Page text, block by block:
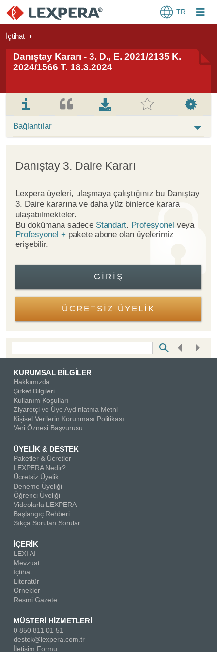
TR
İçtihat
Danıştay Kararı - 3. D., E. 2021/2135 K.
2024/1566 T. 18.3.2024
Bağlantılar
Danıştay 3. Daire Kararı
Lexpera üyeleri, ulaşmaya çalıştığınız bu Danıştay
3. Daire kararına ve daha yüz binlerce karara
ulaşabilmekteler.
Bu dokümana sadece Standart, Profesyonel veya
Profesyonel + pakete abone olan üyelerimiz
erişebilir.
GIRIŞ
ÜCRETSİZ ÜYELİK
KURUMSAL BİLGİLER
Hakkımızda
Şirket Bilgileri
Kullanım Koşulları
Ziyaretçi ve Üye Aydınlatma Metni
Kişisel Verilerin Korunması Politikası
Veri Öznesi Başvurusu
ÜYELİK & DESTEK
Paketler & Ücretler
LEXPERA Nedir?
Ücretsiz Üyelik
Deneme Üyeliği
Öğrenci Üyeliği
Videolarla LEXPERA
Başlangıç Rehberi
Sıkça Sorulan Sorular
İÇERİK
LEXI AI
Mevzuat
İçtihat
Literatür
Örnekler
Resmi Gazete
MÜSTERİ HİZMETLERİ
0 850 811 01 51
destek@lexpera.com.tr
İletişim Formu